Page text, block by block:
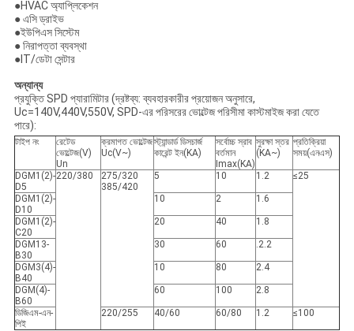
●HVAC অ্যাপ্লিকেশন
● এসি ড্রাইভ
●ইউপিএস সিস্টেম
● নিরাপত্তা ব্যবস্থা
●IT/ডেটা সেন্টার
অন্যান্য
প্রযুক্তি SPD প্যারামিটার (দ্রষ্টব্য: ব্যবহারকারীর প্রয়োজন অনুসারে,
Uc=140V,440V,550V, SPD-এর পরিসরের ভোল্টেজ পরিসীমা কাস্টমাইজ করা যেতে
পারে):
টাইপ নং
রেটেড
ভোল্টেজ(V)
Un
ক্রমাগত ভোল্টেজ
Uc(V~)
স্ট্যান্ডার্ড ডিসচার্জ
কারেন্ট ইন(KA)
সর্বোচ্চ স্রাব
বর্তমান
Imax(KA)
সুরক্ষা স্তর
(KA~)
প্রতিক্রিয়া
সময়(এনএস)
DGM1(2)-
D5
220/380
275/320
385/420
5 10 1.2 ≤25
DGM1(2)-
D10
10 2 1.6
DGM1(2)-
C20
20 40 1.8
DGM13-
B30
30 60 .2.2
DGM3(4)-
B40
10 80 2.4
DGM(4)-
B60
60 100 2.8
ডিজিএম-এন-
পিই
220/255 40/60 60/80 1.2 ≤100